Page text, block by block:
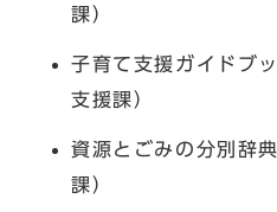
課）
子育て支援ガイドブ
支援課）
資源とごみの分別辞
課）